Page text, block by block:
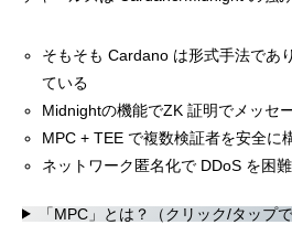
そもそも Cardano は形式手法であ
ている
Midnightの機能でZK 証明でメッセ
MPC + TEE で複数検証者を安全に
ネットワーク匿名化で DDoS を困
「MPC」とは？（クリック/タップで